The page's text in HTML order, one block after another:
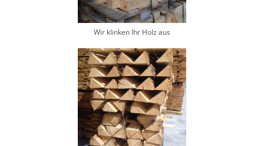
Wir klinken Ihr Holz aus